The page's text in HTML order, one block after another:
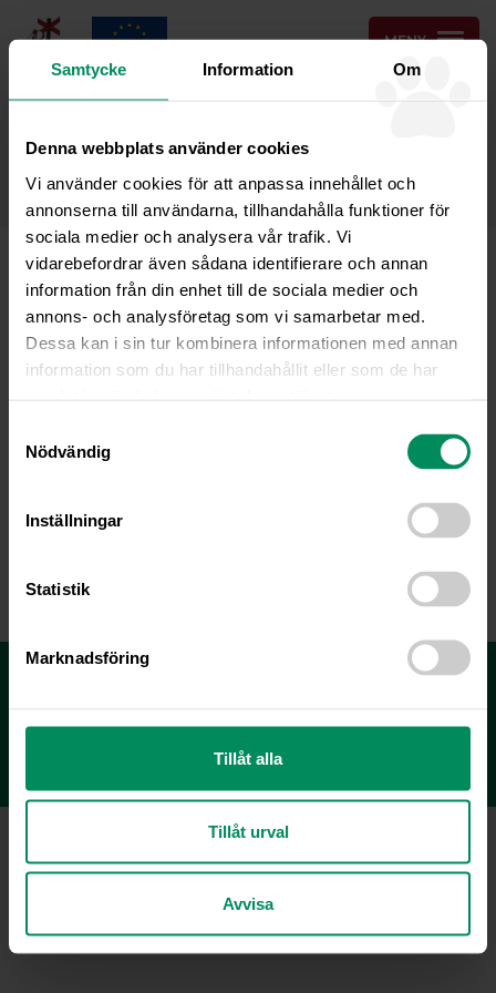
Samtycke Information Om
Denna webbplats använder cookies
Vi använder cookies för att anpassa innehållet och
annonserna till användarna, tillhandahålla funktioner för
sociala medier och analysera vår trafik. Vi
vidarebefordrar även sådana identifierare och annan
information från din enhet till de sociala medier och
annons- och analysföretag som vi samarbetar med.
Dessa kan i sin tur kombinera informationen med annan
information som du har tillhandahållit eller som de har
Nödvändig
Inställningar
Statistik
Marknadsföring
Tillåt alla
Tillåt urval
Avvisa
MENY
KONTAKT & BOKNING
IMG_0057
Fjällveterinären - Tryggheten för Dig och Ditt
KONTAKT & BOKNING
Copyright © 2021 Fjällveterinären AB |
Lövbergavägen 45, 833 34 Strömsund | 0670-109 09 |